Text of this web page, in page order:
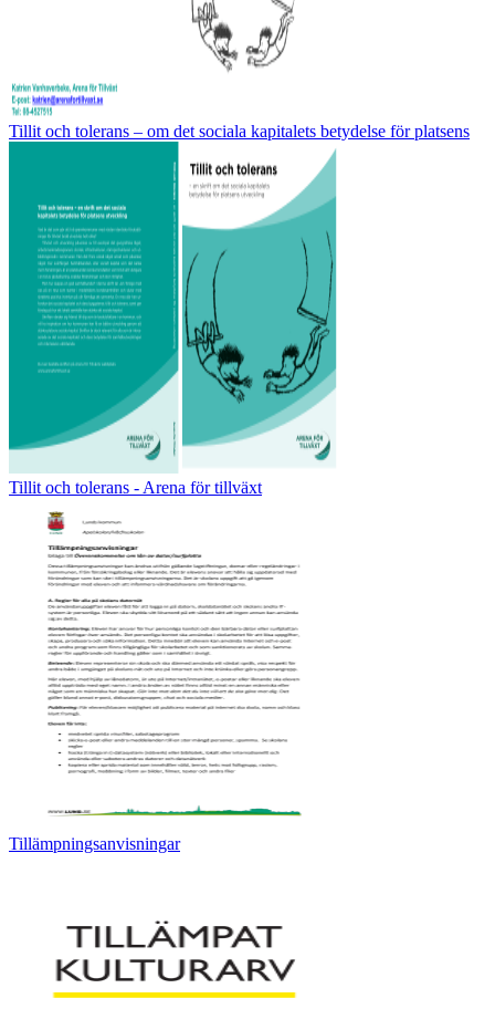
Tillit och tolerans – om det sociala kapitalets betydelse för platsens
Tillit och tolerans - Arena för tillväxt
Tillämpningsanvisningar